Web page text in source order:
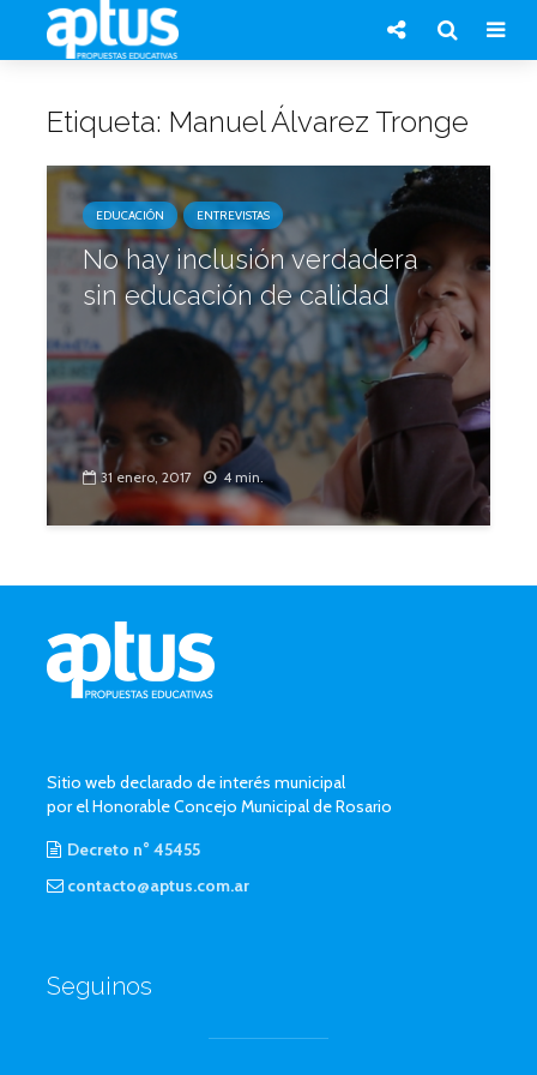
Etiqueta: Manuel Álvarez Tronge
EDUCACIÓN ENTREVISTAS
No hay inclusión verdadera
sin educación de calidad
31 enero, 2017 4 min.
Sitio web declarado de interés municipal
por el Honorable Concejo Municipal de Rosario
Decreto n° 45455
contacto@aptus.com.ar
Seguinos